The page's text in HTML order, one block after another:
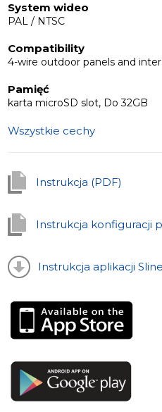
System wideo
PAL / NTSC
Compatibility
4-wire outdoor panels and
Pamięć
karta microSD slot, Do 32GB
Wszystkie cechy
Instrukcja (PDF)
Instrukcja konfiguracji
Instrukcja aplikacji